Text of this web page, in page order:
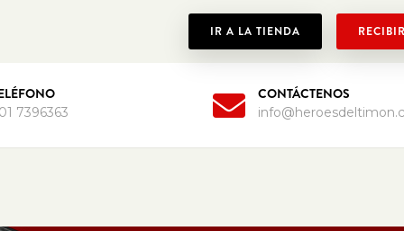
IR A LA TIENDA
7396363
CONTÁCTENOS